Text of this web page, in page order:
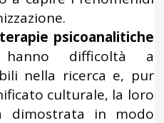
terapie psicoanalitiche
difficoltà a
nella ricerca e, pur
culturale, la loro
dimostrata in modo